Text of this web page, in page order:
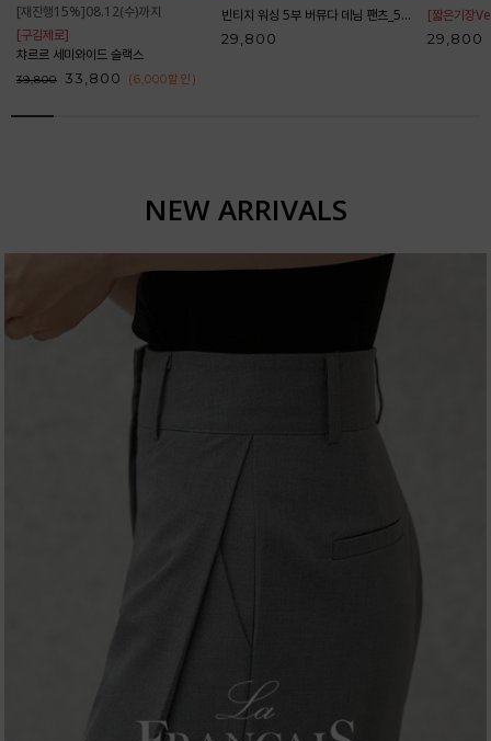
[재진행15%]08.12(수)까지
[구김제로]
챠르르 세미와이드 슬랙스
39,800 33,800 (6,000할인 )
빈티지 워싱 5부 버뮤다 데님 팬츠_52DP598
29,800
[짧은기장
29,800
NEW ARRIVALS